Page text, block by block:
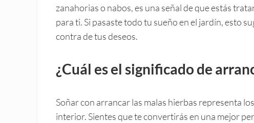
zanahorias o nabos, es una señal de que estás
para ti. Si pasaste todo tu sueño en el jardín, esto
contra de tus deseos.
¿Cuál es el significado de
Soñar con arrancar las malas hierbas representa
interior. Sientes que te convertirás en una mejor